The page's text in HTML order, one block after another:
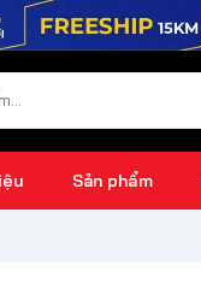
Sản phẩm